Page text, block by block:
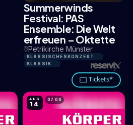
0,2 KM
Summerwinds
Festival: PAS
Ensemble: Die Welt
erfreuen – Oktette
Petrikirche Münster
KLASSISCHESKONZERT
KLASSIK
Tickets*
AUG
14
07:00